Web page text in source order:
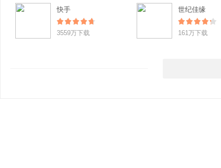
快手
3559万下载
世纪佳缘
161万下载